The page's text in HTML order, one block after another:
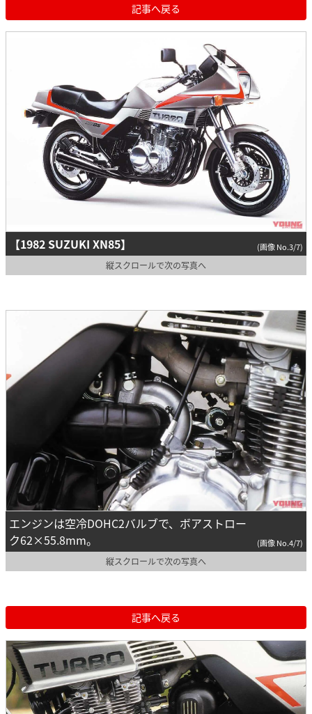
記事へ戻る
【1982 SUZUKI XN85】 (画像 No.3/7)
縦スクロールで次の写真へ
エンジンは空冷DOHC2バルブで、ボアストロー
ク62×55.8mm。
(画像 No.4/7)
縦スクロールで次の写真へ
記事へ戻る